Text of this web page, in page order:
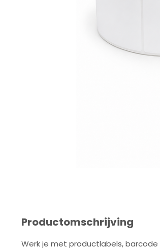
Productomschrijving
Werk je met productlabels,